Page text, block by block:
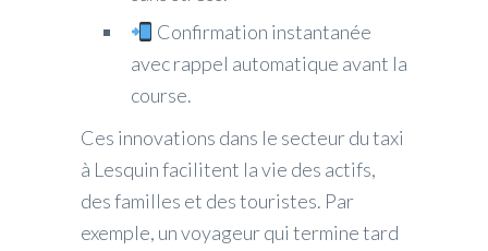
Confirmation instantanée
avec rappel automatique avant la
course.
Ces innovations dans le secteur du taxi
à Lesquin facilitent la vie des actifs,
des familles et des touristes. Par
exemple, un voyageur qui termine tard